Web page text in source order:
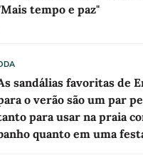
tempo e paz"
sandálias favoritas de
o verão são um par
para usar na praia
quanto em uma